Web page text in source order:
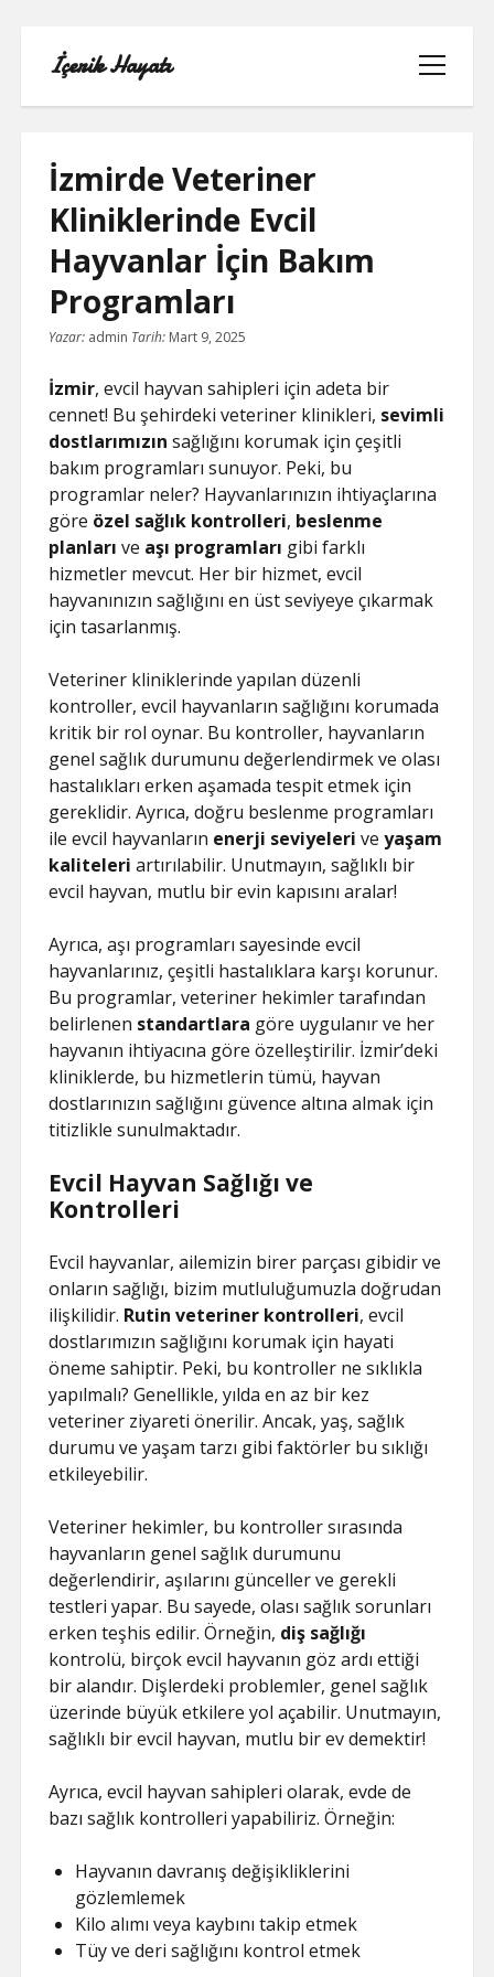
İçerik Hayatı
menüyü
aç
FACEBOOK SAYFA NASIL KURULUR
IGTV IZLENME GÖNDERME HILESI
LISTE
SAYFA LISTESI
TUMBLR TAKIPÇI ARTTIRMA BEDAVA
İzmirde Veteriner
Kliniklerinde Evcil
Hayvanlar İçin Bakım
Programları
Yazar: admin Tarih: Mart 9, 2025
İzmir, evcil hayvan sahipleri için adeta bir
cennet! Bu şehirdeki veteriner klinikleri, sevimli
dostlarımızın sağlığını korumak için çeşitli
bakım programları sunuyor. Peki, bu
programlar neler? Hayvanlarınızın ihtiyaçlarına
göre özel sağlık kontrolleri, beslenme
planları ve aşı programları gibi farklı
hizmetler mevcut. Her bir hizmet, evcil
hayvanınızın sağlığını en üst seviyeye çıkarmak
için tasarlanmış.
Veteriner kliniklerinde yapılan düzenli
kontroller, evcil hayvanların sağlığını korumada
kritik bir rol oynar. Bu kontroller, hayvanların
genel sağlık durumunu değerlendirmek ve olası
hastalıkları erken aşamada tespit etmek için
gereklidir. Ayrıca, doğru beslenme programları
ile evcil hayvanların enerji seviyeleri veyaşam
kaliteleri artırılabilir. Unutmayın, sağlıklı bir
evcil hayvan, mutlu bir evin kapısını aralar!
Ayrıca, aşı programları sayesinde evcil
hayvanlarınız, çeşitli hastalıklara karşı korunur.
Bu programlar, veteriner hekimler tarafından
belirlenen standartlara göre uygulanır ve her
hayvanın ihtiyacına göre özelleştirilir. İzmir’deki
kliniklerde, bu hizmetlerin tümü, hayvan
dostlarınızın sağlığını güvence altına almak için
titizlikle sunulmaktadır.
Evcil Hayvan Sağlığı ve
Kontrolleri
Evcil hayvanlar, ailemizin birer parçası gibidir ve
onların sağlığı, bizim mutluluğumuzla doğrudan
ilişkilidir. Rutin veteriner kontrolleri, evcil
dostlarımızın sağlığını korumak için hayati
öneme sahiptir. Peki, bu kontroller ne sıklıkla
yapılmalı? Genellikle, yılda en az bir kez
veteriner ziyareti önerilir. Ancak, yaş, sağlık
durumu ve yaşam tarzı gibi faktörler bu sıklığı
etkileyebilir.
Veteriner hekimler, bu kontroller sırasında
hayvanların genel sağlık durumunu
değerlendirir, aşılarını günceller ve gerekli
testleri yapar. Bu sayede, olası sağlık sorunları
erken teşhis edilir. Örneğin, diş sağlığı
kontrolü, birçok evcil hayvanın göz ardı ettiği
bir alandır. Dişlerdeki problemler, genel sağlık
üzerinde büyük etkilere yol açabilir. Unutmayın,
sağlıklı bir evcil hayvan, mutlu bir ev demektir!
Ayrıca, evcil hayvan sahipleri olarak, evde de
bazı sağlık kontrolleri yapabiliriz. Örneğin:
Hayvanın davranış değişikliklerini
gözlemlemek
Kilo alımı veya kaybını takip etmek
Tüy ve deri sağlığını kontrol etmek